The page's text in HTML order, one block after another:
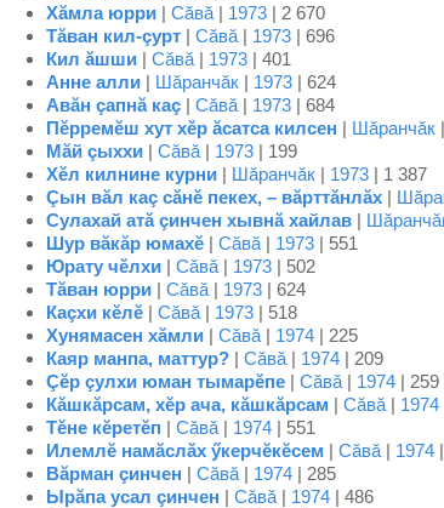
Хăмла юрри | Сăвă | 1973 | 2 670
Тăван кил-çурт | Сăвă | 1973 | 696
Кил ăшши | Сăвă | 1973 | 401
Анне алли | Шăранчăк | 1973 | 624
Авăн çапнă каç | Сăвă | 1973 | 684
Пĕрремĕш хут хĕр ăсатса килсен | Шăранчăк |
Мăй çыххи | Сăвă | 1973 | 199
Хĕл килнине курни | Шăранчăк | 1973 | 1 387
Çын вăл каç сăнĕ пекех, – вăрттăнлăх |
Сулахай атă çинчен хывнă хайлав |
Шур вăкăр юмахĕ | Сăвă | 1973 | 551
Юрату чĕлхи | Сăвă | 1973 | 502
Тăван юрри | Сăвă | 1973 | 624
Каçхи кĕлĕ | Сăвă | 1973 | 518
Хунямасен хăмли | Сăвă | 1974 | 225
Каяр манпа, маттур? | Сăвă | 1974 | 209
Çĕр çулхи юман тымарĕпе | Сăвă | 1974 | 259
Кăшкăрсам, хĕр ача, кăшкăрсам | Сăвă | 1974
Тĕне кĕретĕп | Сăвă | 1974 | 551
Илемлĕ намăслăх ӳкерчĕкĕсем | Сăвă | 1974
Вăрман çинчен | Сăвă | 1974 | 285
Ырăпа усал çинчен | Сăвă | 1974 | 486